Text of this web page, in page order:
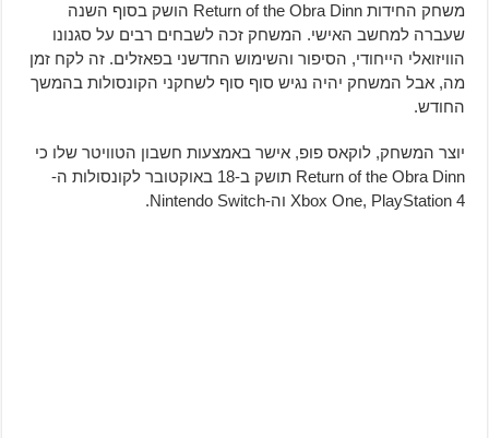
משחק החידות Return of the Obra Dinn הושק בסוף השנה
שעברה למחשב האישי. המשחק זכה לשבחים רבים על סגנונו
הוויזואלי הייחודי, הסיפור והשימוש החדשני בפאזלים. זה לקח זמן
מה, אבל המשחק יהיה נגיש סוף סוף לשחקני הקונסולות בהמשך
החודש.
יוצר המשחק, לוקאס פופ, אישר באמצעות חשבון הטוויטר שלו כי
Return of the Obra Dinn תושק ב-18 באוקטובר לקונסולות ה-
Xbox One, PlayStation 4 וה-Nintendo Switch.